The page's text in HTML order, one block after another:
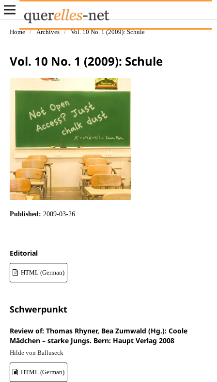
Home / Archives / Vol. 10 No. 1 (2009): Schule
Vol. 10 No. 1 (2009): Schule
Published: 2009-03-26
Editorial
HTML (German)
Schwerpunkt
Review of: Thomas Rhyner, Bea Zumwald (Hg.): Coole
Mädchen – starke Jungs. Bern: Haupt Verlag 2008
Hilde von Balluseck
HTML (German)